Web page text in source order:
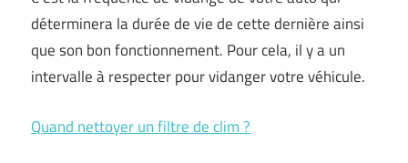
déterminera la durée de vie de cette dernière ainsi
que son bon fonctionnement. Pour cela, il y a un
intervalle à respecter pour vidanger votre véhicule.
Quand nettoyer un filtre de clim ?